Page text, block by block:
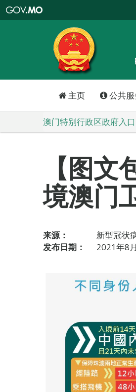
特
政
区
政
口
主页 公共服
澳门特别行政区政府入
【图
境澳门
来源：
新型冠状
发布日期：
2021年8